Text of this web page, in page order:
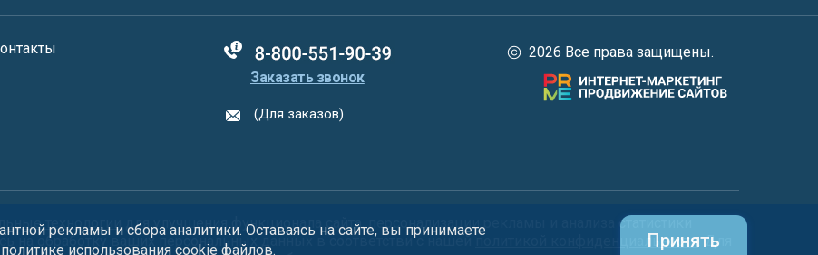
88005555550
Заказать звонок
(Для заказов)
2026 Все права защищены.
технологиидля улучшения функционала сайта, персонализации рекламы и анализа статистики
на обработку ваших персональных данных в соответстви с нашейполитикой конфиденциальности. Для
рекламы и сбора аналитики. Оставаясь на сайте, вы принимаете
использования cookie файлов. Принять